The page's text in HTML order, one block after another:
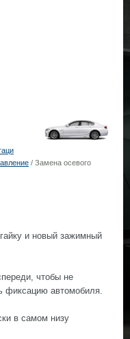
/ Замена осевого
и новый зажимный
чтобы не
фиксацию автомобиля.
в самом низу